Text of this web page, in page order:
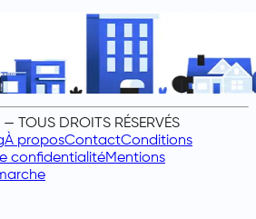
TOUS DROITS RÉSERVÉS
À proposContactConditions
confidentialitéMentions